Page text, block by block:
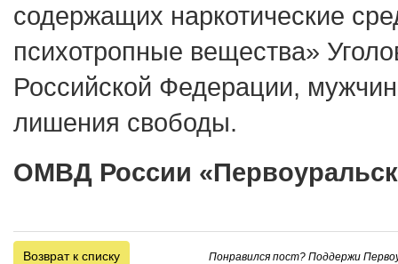
содержащих наркотические
психотропные вещества»
Российской Федерации,
лишения свободы.
ОМВД России
Возврат к списку Понравился пост? Поддержи